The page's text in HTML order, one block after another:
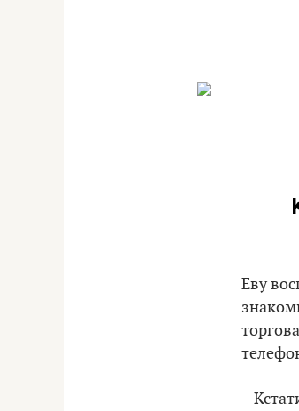
Еву
–